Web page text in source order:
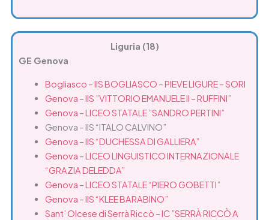
Liguria (18)
GE Genova
Bogliasco – IIS BOGLIASCO – PIEVE LIGURE – SORI
Genova – IIS ”VITTORIO EMANUELE II – RUFFINI”
Genova – LICEO STATALE ”SANDRO PERTINI”
Genova – IIS “ITALO CALVINO”
Genova – IIS “DUCHESSA DI GALLIERA”
Genova – LICEO LINGUISTICO INTERNAZIONALE
“GRAZIA DELEDDA”
Genova – LICEO STATALE “PIERO GOBETTI”
Genova – IIS “KLEE BARABINO”
Sant’ Olcese di Serrà Riccò – IC ”SERRÀ RICCÒ A